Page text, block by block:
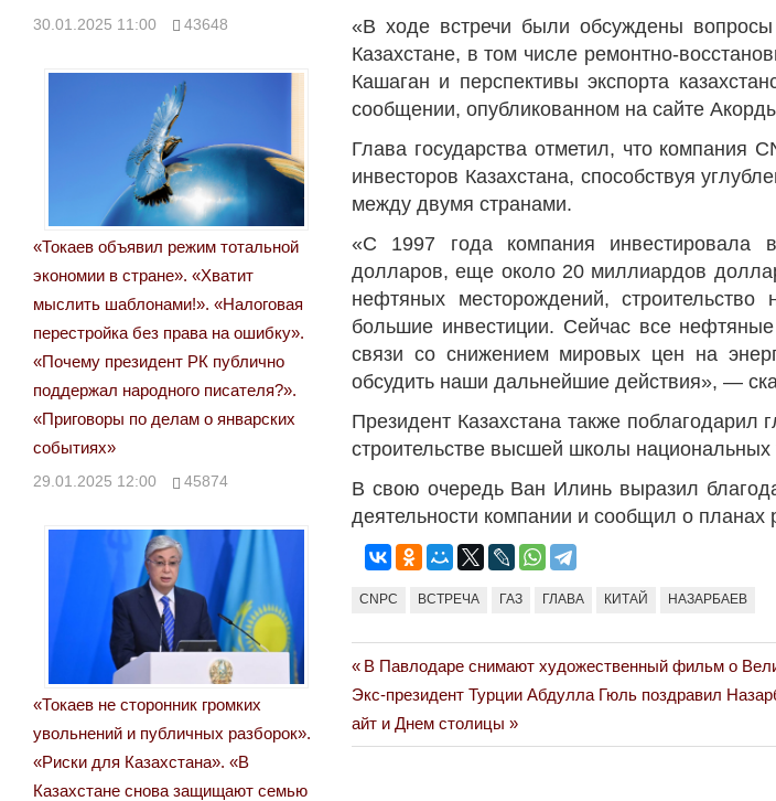
«В ходе встречи были обсуждены
Казахстане, в том числе ремонтно-
Кашаган и перспективы экспорта
сообщении, опубликованном на сайте
Глава государства отметил, что компания
инвесторов Казахстана, способствуя
между двумя странами.
«С 1997 года компания инвестировала
долларов, еще около 20 миллиардов
нефтяных месторождений,
большие инвестиции. Сейчас все
связи со снижением мировых цен на
обсудить наши дальнейшие действия», —
Президент Казахстана также поблагодарил
строительстве высшей школы национальных
В свою очередь Ван Илинь выразил
деятельности компании и сообщил о
CNPC ВСТРЕЧА ГАЗ ГЛАВА КИТАЙ НАЗАРБАЕВ
Навигация
по
Previous
Post:
В Павлодаре снимают художественный фильм о
Next
Post:
Экс-президент Турции Абдулла Гюль поздравил
айт и Днем столицы
30.01.2025 11:00 43648
«Токаев объявил режим тотальной
экономии в стране». «Хватит
мыслить шаблонами!». «Налоговая
перестройка без права на ошибку».
«Почему президент РК публично
поддержал народного писателя?».
«Приговоры по делам о январских
событиях»
29.01.2025 12:00 45874
«Токаев не сторонник громких
увольнений и публичных разборок».
«Риски для Казахстана». «В
Казахстане снова защищают семью